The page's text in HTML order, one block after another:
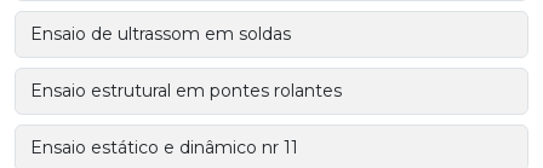
Ensaio de ultrassom em soldas
Ensaio estrutural em pontes rolantes
Ensaio estático e dinâmico nr 11